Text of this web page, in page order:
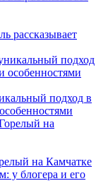
рассказывает
подход в
на Камчатке